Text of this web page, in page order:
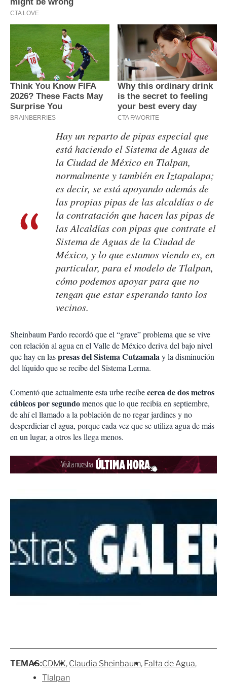
Hay un reparto de pipas especial que
está haciendo el Sistema de Aguas de
la Ciudad de México en Tlalpan,
normalmente y también en Iztapalapa;
es decir, se está apoyando además de
las propias pipas de las alcaldías o de
la contratación que hacen las pipas de
las Alcaldías con pipas que contrate el
Sistema de Aguas de la Ciudad de
México, y lo que estamos viendo es, en
particular, para el modelo de Tlalpan,
cómo podemos apoyar para que no
tengan que estar esperando tanto los
vecinos.
Sheinbaum Pardo recordó que el “grave” problema que se vive
con relación al agua en el Valle de México deriva del bajo nivel
que hay en laspresas del Sistema Cutzamalay la disminución
del líquido que se recibe del Sistema Lerma.
Comentó que actualmente esta urbe recibecerca de dos metros
cúbicos por segundomenos que lo que recibía en septiembre,
de ahí el llamado a la población de no regar jardines y no
desperdiciar el agua, porque cada vez que se utiliza agua de más
en un lugar, a otros les llega menos.
TEMAS:CDMX Claudia Sheinbaum Falta de Agua
Tlalpan